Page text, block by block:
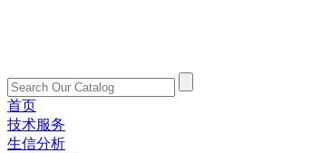
首页
技术服务
生信分析